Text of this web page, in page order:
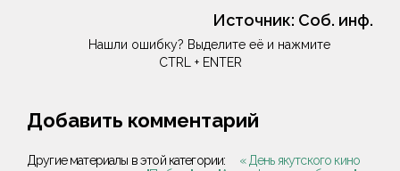
Источник: Соб. инф.
Нашли ошибку? Выделите её и нажмите
CTRL + ENTER
Добавить комментарий
Другие материалы в этой категории:
« День якутского кино